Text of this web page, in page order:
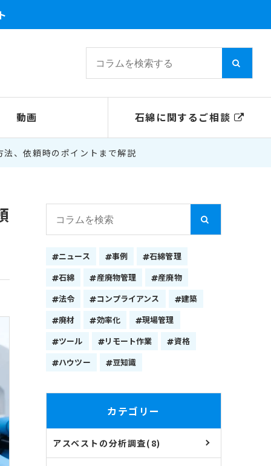
動画 石綿に関するご相談
、依頼時のポイントまで解説
ニュース 事例
石綿管理
石綿
産廃物管理
産廃物
法令
コンプライアンス
建築
廃材
効率化
現場管理
ツール
リモート作業
資格
ハウツー
豆知識
カテゴリー
アスベストの分析調査(8)